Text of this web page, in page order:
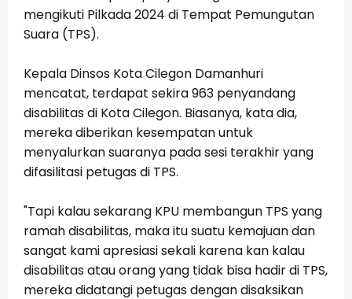
mengikuti Pilkada 2024 di Tempat Pemungutan
Suara (TPS).
Kepala Dinsos Kota Cilegon Damanhuri
mencatat, terdapat sekira 963 penyandang
disabilitas di Kota Cilegon. Biasanya, kata dia,
mereka diberikan kesempatan untuk
menyalurkan suaranya pada sesi terakhir yang
difasilitasi petugas di TPS.
"Tapi kalau sekarang KPU membangun TPS yang
ramah disabilitas, maka itu suatu kemajuan dan
sangat kami apresiasi sekali karena kan kalau
disabilitas atau orang yang tidak bisa hadir di TPS,
mereka didatangi petugas dengan disaksikan